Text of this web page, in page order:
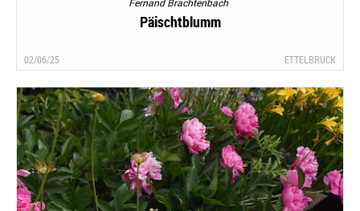
Päischtblumm
02/06/25 ETTELBRUCK